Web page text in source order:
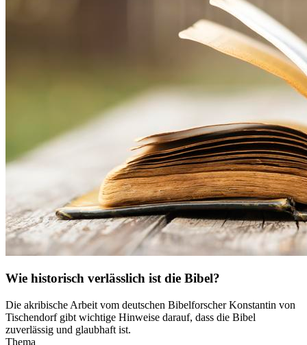
Wie historisch verlässlich ist die Bibel?
Die akribische Arbeit vom deutschen Bibelforscher Konstantin von
Tischendorf gibt wichtige Hinweise darauf, dass die Bibel
zuverlässig und glaubhaft ist.
Thema